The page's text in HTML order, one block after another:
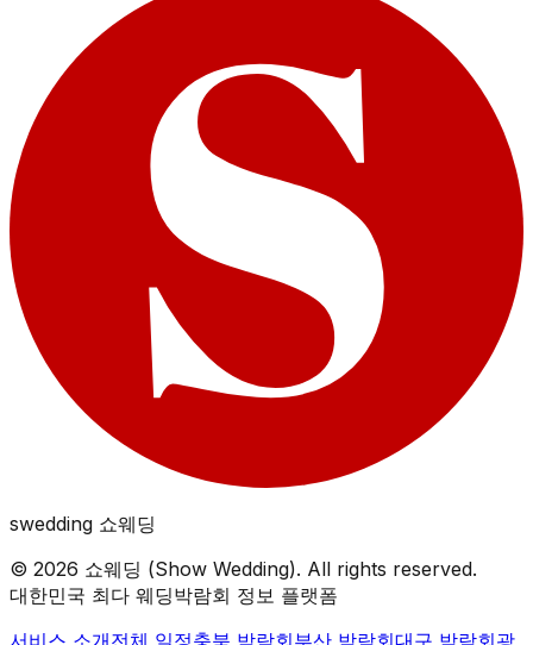
swedding 쇼웨딩
© 2026 쇼웨딩 (Show Wedding). All rights reserved.
대한민국 최다 웨딩박람회 정보 플랫폼